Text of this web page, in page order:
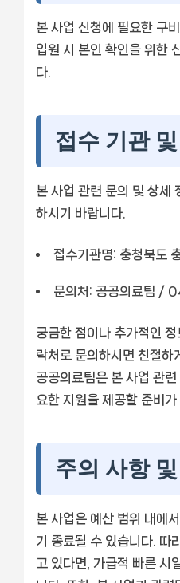
본 사업 신청에 필요한 구
입원 시 본인 확인을 위한
다.
접수 기관
본 사업 관련 문의 및 상세
하시기 바랍니다.
접수기관명: 충청북도
문의처: 공공의료팀
궁금한 점이나 추가적인
락처로 문의하시면 친절하
공공의료팀은 본 사업 관
요한 지원을 제공할 준비가
주의 사항
본 사업은 예산 범위 내에
기 종료될 수 있습니다. 따
고 있다면, 가급적 빠른 시